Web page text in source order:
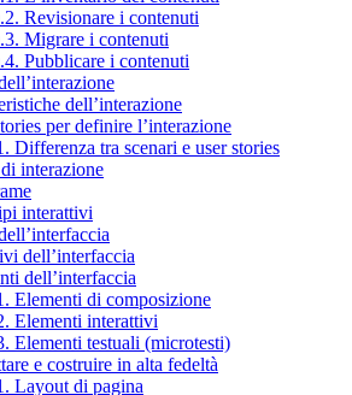
Revisionare i contenuti
Migrare i contenuti
Pubblicare i contenuti
dell’interazione
per definire l’interazione
Differenza tra scenari e user stories
interazione
interattivi
dell’interfaccia
dell’interfaccia
Elementi di composizione
Elementi interattivi
Elementi testuali (microtesti)
e costruire in alta fedeltà
Layout di pagina